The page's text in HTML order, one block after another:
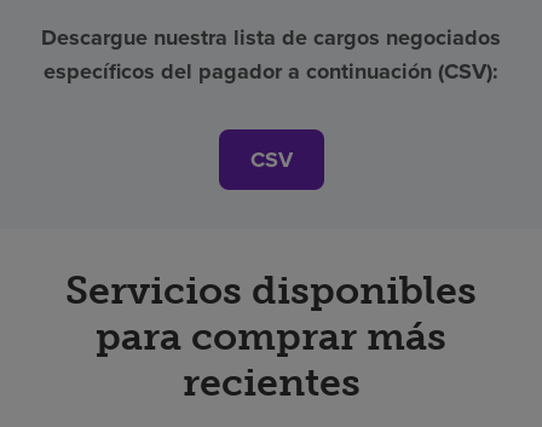
Descargue nuestra lista de cargos negociados
específicos del pagador a continuación (CSV):
CSV
Servicios disponibles
para comprar más
recientes